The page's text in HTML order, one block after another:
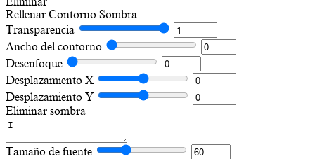
Rellenar Contorno Sombra
Transparencia
Ancho del contorno
Desenfoque
Desplazamiento X
Desplazamiento Y
Eliminar sombra
Tamaño de fuente